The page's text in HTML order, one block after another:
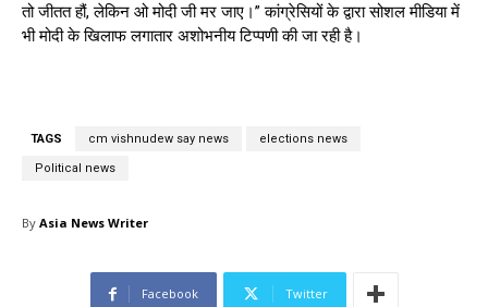
तो जीतत हौं, लेकिन ओ मोदी जी मर जाए।” कांग्रेसियों के द्वारा सोशल मीडिया में
भी मोदी के खिलाफ लगातार अशोभनीय टिप्पणी की जा रही है।
TAGS cm vishnudew say news elections news
Political news
By Asia News Writer
Facebook Twitter